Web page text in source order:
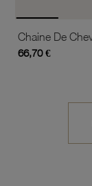
66,70 €